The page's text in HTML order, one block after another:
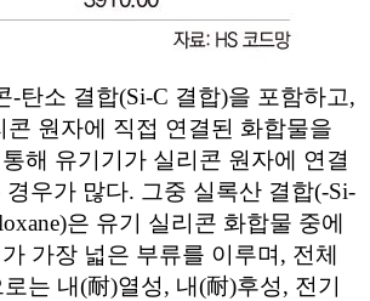
탄소 결합(Si-C 결합)을 포함하고,
원자에 직접 연결된 화합물을
해 유기기가 실리콘 원자에 연결
우가 많다. 그중 실록산 결합(-Si-
은 유기 실리콘 화합물 중에
가장 넓은 부류를 이루며, 전체
는 내(耐)열성, 내(耐)후성, 전기